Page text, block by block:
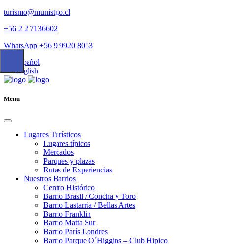
turismo@munistgo.cl
+56 2 2 7136602
WhatsApp +56 9 9920 8053
Español
English
Menu
Lugares Turísticos
Lugares tí­picos
Mercados
Parques y plazas
Rutas de Experiencias
Nuestros Barrios
Centro Histórico
Barrio Brasil / Concha y Toro
Barrio Lastarria / Bellas Artes
Barrio Franklin
Barrio Matta Sur
Barrio Parí­s Londres
Barrio Parque O´Higgins – Club Hipico